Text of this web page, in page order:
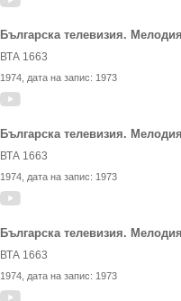
Българска телевизия.
ВТА 1663
1974 , дата на запис: 1973
Българска телевизия.
ВТА 1663
1974 , дата на запис: 1973
Българска телевизия.
ВТА 1663
1974 , дата на запис: 1973